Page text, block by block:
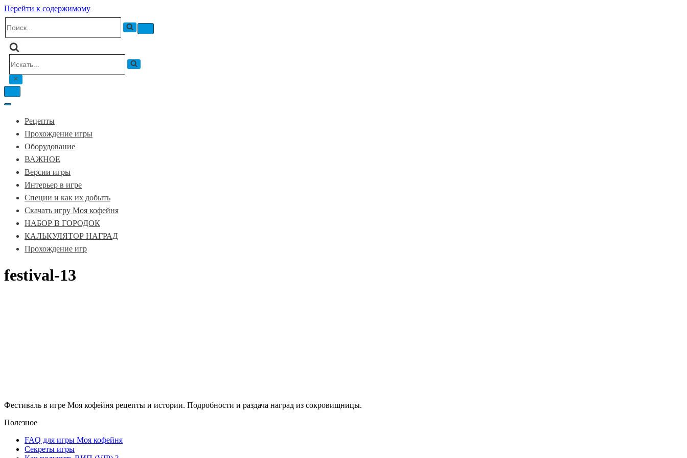
Перейти к содержимому
Меню
Меню
Меню
Рецепты
Прохождение игры
Оборудование
ВАЖНОЕ
Версии игры
Интерьер в игре
Специи и как их добыть
Скачать игру Моя кофейня
НАБОР В ГОРОДОК
КАЛЬКУЛЯТОР НАГРАД
Прохождение игр
festival-13
Фестиваль в игре Моя кофейня рецепты и истории. Подробности и раздача наград из сокровищницы.
Полезное
FAQ для игры Моя кофейня
Секреты игры